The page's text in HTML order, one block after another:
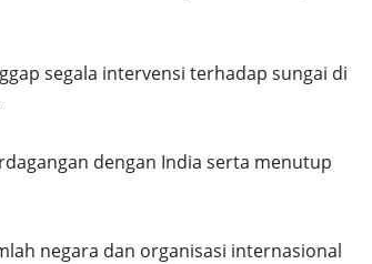
segala intervensi terhadap sungai di
dengan India serta menutup
negara dan organisasi internasional